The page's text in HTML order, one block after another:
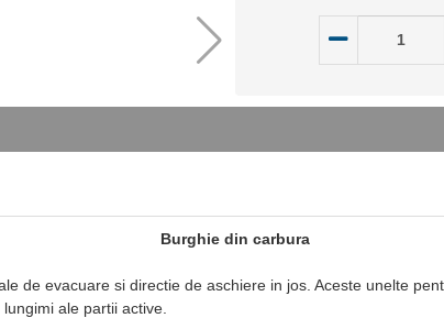
Burghie din carbura
de evacuare si directie de aschiere in jos. Aceste unelte
ale partii active.